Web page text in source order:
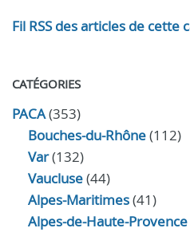
Fil RSS des articles de cette
CATÉGORIES
PACA(353)
Bouches-du-Rhône(112)
Var(132)
Vaucluse(44)
Alpes-Maritimes(41)
Alpes-de-Haute-Provence